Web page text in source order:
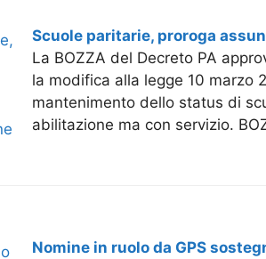
Scuole paritarie, proroga
La BOZZA del Decreto PA
la modifica alla legge 10 marzo
mantenimento dello status di
abilitazione ma con servizio.
Nomine in ruolo da GPS